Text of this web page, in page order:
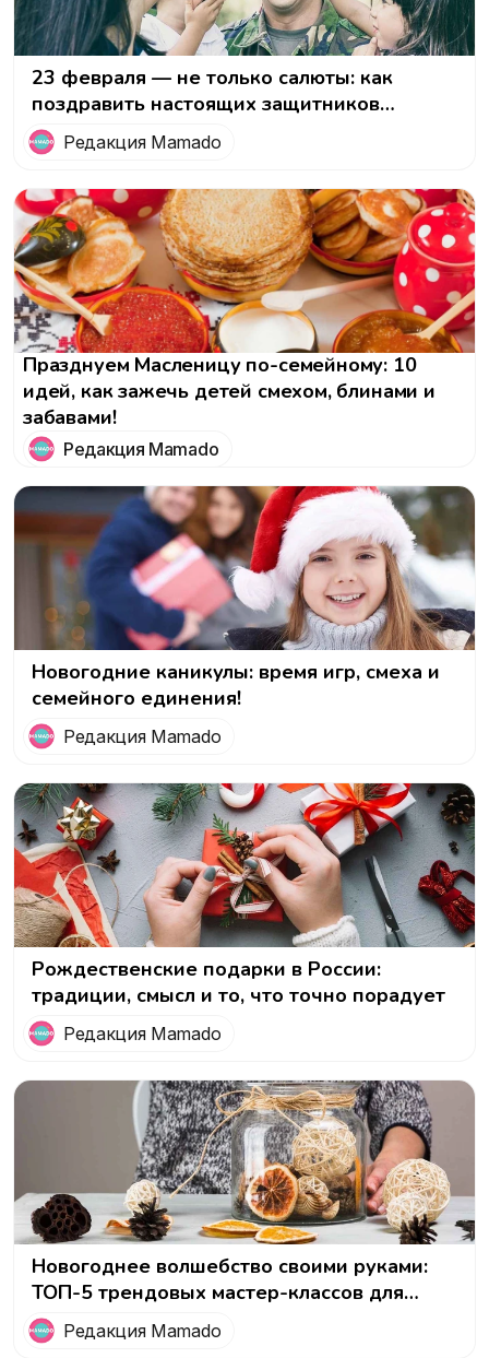
23 февраля — не только салюты: как
поздравить настоящих защитников
Отечества
Редакция Mamado
Празднуем Масленицу по-семейному: 10
идей, как зажечь детей смехом, блинами и
забавами!
Редакция Mamado
Новогодние каникулы: время игр, смеха и
семейного единения!
Редакция Mamado
Рождественские подарки в России:
традиции, смысл и то, что точно порадует
Редакция Mamado
Новогоднее волшебство своими руками:
ТОП-5 трендовых мастер-классов для
женщин на Рождество
Редакция Mamado